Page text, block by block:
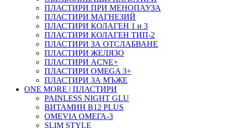
ПЛАСТИРИ ПРИ МЕНОПАУЗА
ПЛАСТИРИ МАГНЕЗИЙ
ПЛАСТИРИ КОЛАГЕН 1 и 3
ПЛАСТИРИ КОЛАГЕН ТИП-2
ПЛАСТИРИ ЗА ОТСЛАБВАНЕ
ПЛАСТИРИ ЖЕЛЯЗО
ПЛАСТИРИ ACNE+
ПЛАСТИРИ OMEGA 3+
ПЛАСТИРИ ЗА МЪЖЕ
ONE MORE | ПЛАСТИРИ
PAINLESS NIGHT GLU
ВИТАМИН B12 PLUS
ОMEVIA ОМЕГА-3
SLIM STYLE